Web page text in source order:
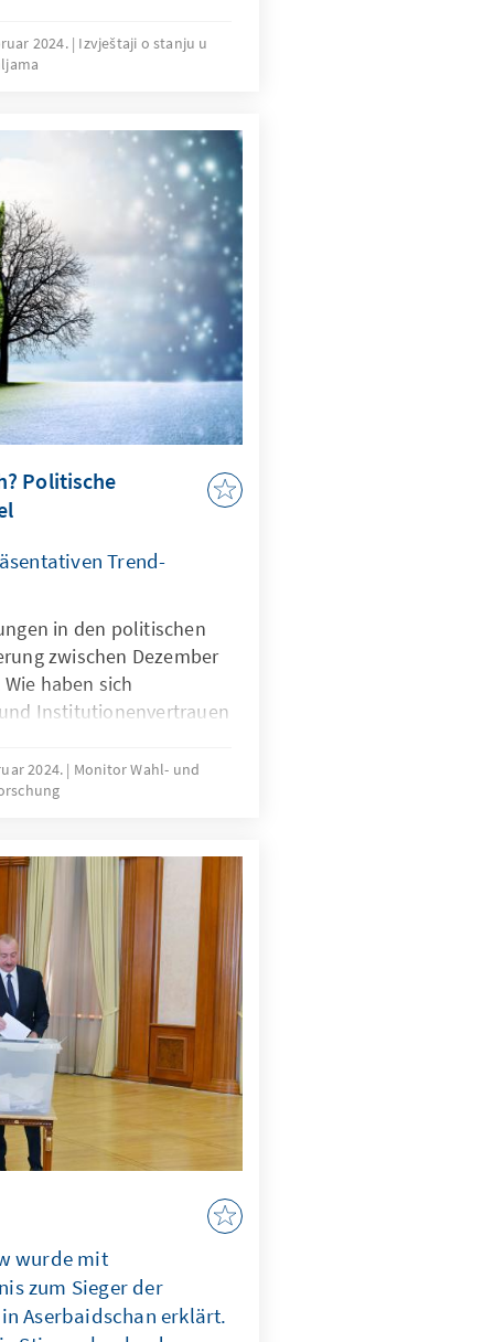
reagierten fassungslos
als Versuch Macky
das präsidiale
Entscheidung
2024. Izvještaji o stanju u
Politische
Trend-
in den politischen
zwischen Dezember
haben sich
Institutionenvertrauen
die Zukunft? Wie
und Bürger auf
mit dem formalen
Diesen Fragen geht die
Umfragen
nach.
2024.
Monitor Wahl- und
wurde mit
zum Sieger der
Aserbaidschan erklärt.